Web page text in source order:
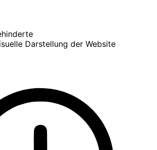
Darstellung der Website